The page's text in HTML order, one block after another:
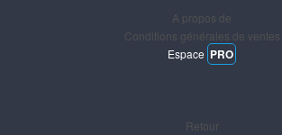
A propos de
Conditions générales de ventes
Espace PRO
Retour